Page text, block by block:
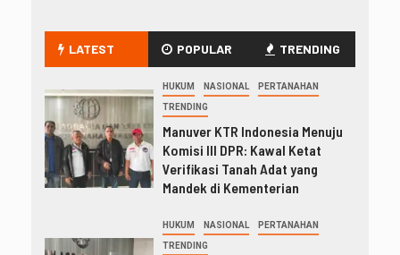
LATEST POPULAR TRENDING
HUKUM NASIONAL PERTANAHAN
TRENDING
Manuver KTR Indonesia Menuju
Komisi III DPR: Kawal Ketat
Verifikasi Tanah Adat yang
Mandek di Kementerian
HUKUM NASIONAL PERTANAHAN
TRENDING